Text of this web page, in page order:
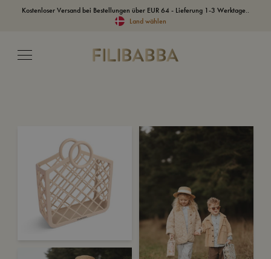
Kostenloser Versand bei Bestellungen über EUR 64 - Lieferung 1-3 Werktage..
Land wählen